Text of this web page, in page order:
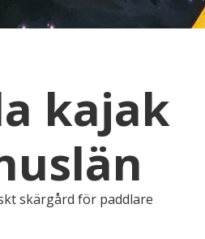
kajak
skärgård för paddlare